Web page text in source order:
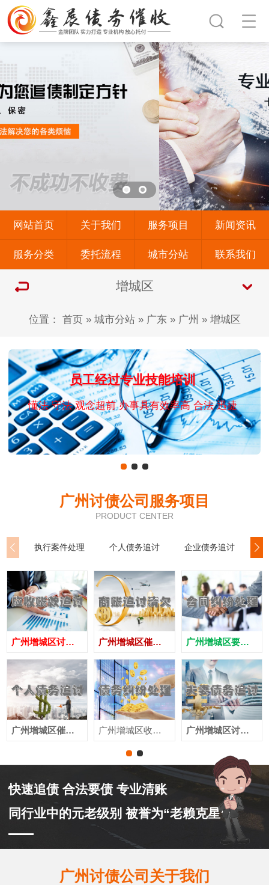
网站首页 关于我们 服务项目 新闻资讯
服务分类 委托流程 城市分站 联系我们
增城区
位置： 首页» 城市分站» 广东» 广州 » 增城区
员工经过专业技能培训
懂法 守法 观念超前 办事具有效率高 合法 迅捷
广州讨债公司服务项目
PRODUCT CENTER
执行案件处理 个人债务追讨 企业债务追讨
广州增城区讨债公司
广州增城区催收公司
广州增城区催债公司
广州增城区收账公司
广州增城区要账公司
广州增城区讨账公司
快速追债 合法要债 专业清账
同行业中的元老级别 被誉为“老赖克星”
广州讨债公司关于我们